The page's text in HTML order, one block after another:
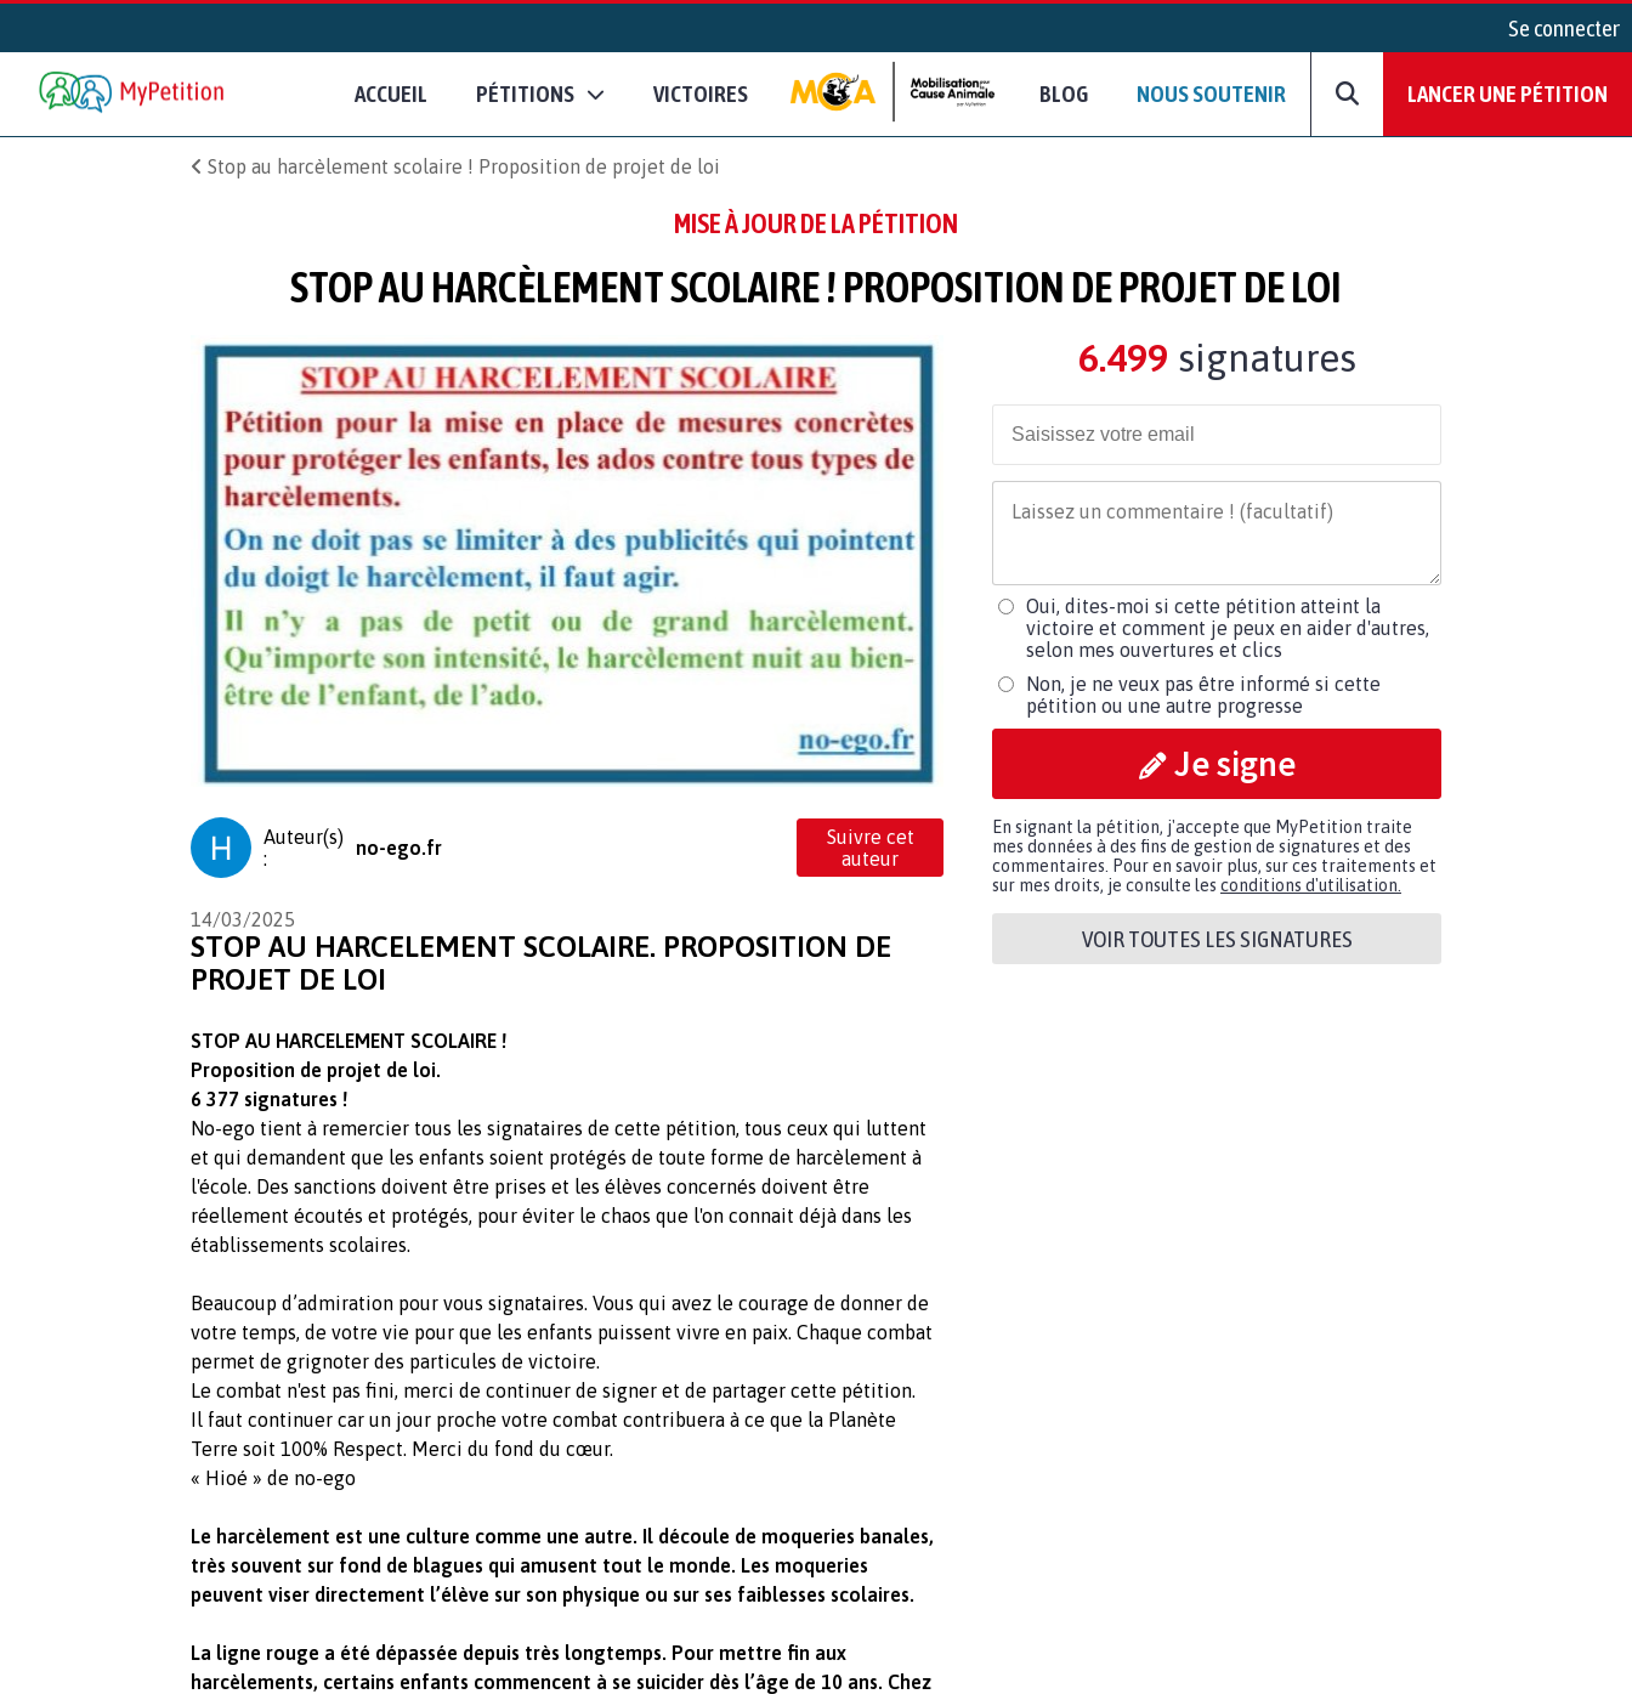
Se connecter
ACCUEIL PÉTITIONS VICTOIRES BLOG NOUS SOUTENIR LANCER UNE PÉTITION
Stop au harcèlement scolaire ! Proposition de projet de loi
MISE À JOUR DE LA PÉTITION
STOP AU HARCÈLEMENT SCOLAIRE ! PROPOSITION DE PROJET DE LOI
Auteur(s)
:
no-ego.fr
Suivre cet
auteur
14/03/2025
STOP AU HARCELEMENT SCOLAIRE. PROPOSITION DE
PROJET DE LOI
STOP AU HARCELEMENT SCOLAIRE !
Proposition de projet de loi.
6 377 signatures !
No-ego tient à remercier tous les signataires de cette pétition, tous ceux qui luttent
et qui demandent que les enfants soient protégés de toute forme de harcèlement à
l'école. Des sanctions doivent être prises et les élèves concernés doivent être
réellement écoutés et protégés, pour éviter le chaos que l'on connait déjà dans les
établissements scolaires.
Beaucoup d’admiration pour vous signataires. Vous qui avez le courage de donner de
votre temps, de votre vie pour que les enfants puissent vivre en paix. Chaque combat
permet de grignoter des particules de victoire.
Le combat n'est pas fini, merci de continuer de signer et de partager cette pétition.
Il faut continuer car un jour proche votre combat contribuera à ce que la Planète
Terre soit 100% Respect. Merci du fond du cœur.
« Hioé » de no-ego
Le harcèlement est une culture comme une autre. Il découle de moqueries banales,
très souvent sur fond de blagues qui amusent tout le monde. Les moqueries
peuvent viser directement l’élève sur son physique ou sur ses faiblesses scolaires.
La ligne rouge a été dépassée depuis très longtemps. Pour mettre fin aux
harcèlements, certains enfants commencent à se suicider dès l’âge de 10 ans. Chez
6.499 signatures
Oui, dites-moi si cette pétition atteint la
victoire et comment je peux en aider d'autres,
selon mes ouvertures et clics
Non, je ne veux pas être informé si cette
pétition ou une autre progresse
Je signe
En signant la pétition, j'accepte que MyPetition traite
mes données à des fins de gestion de signatures et des
commentaires. Pour en savoir plus, sur ces traitements et
sur mes droits, je consulte les conditions d'utilisation.
VOIR TOUTES LES SIGNATURES